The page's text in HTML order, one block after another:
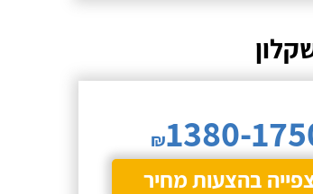
₪1380-
בהצעות מחיר